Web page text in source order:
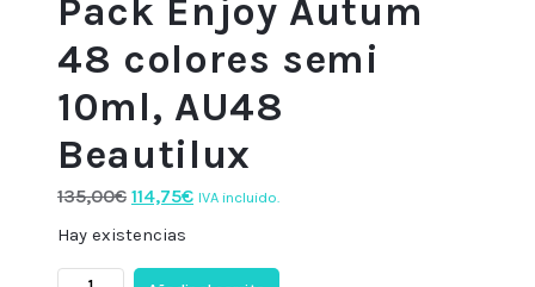
Pack Enjoy Autum
48 colores semi
10ml, AU48
Beautilux
135,00€ El
precio
era:
114,75€El
es:
IVA incluido.
Hay existencias
Pack